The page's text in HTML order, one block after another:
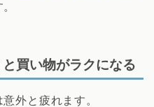
買い物がラクになる
外と疲れます。